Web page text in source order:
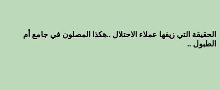
الحقيقة التي زيفها عملاء الاحتلال ..هكذا المصلون في جامع أم
الطبول ..